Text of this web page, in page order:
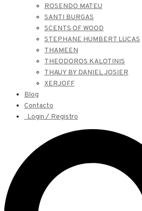
ROSENDO MATEU
SANTI BURGAS
SCENTS OF WOOD
STEPHANE HUMBERT LUCAS
THAMEEN
THEODOROS KALOTINIS
THAUY BY DANIEL JOSIER
XERJOFF
Blog
Contacto
Login / Registro